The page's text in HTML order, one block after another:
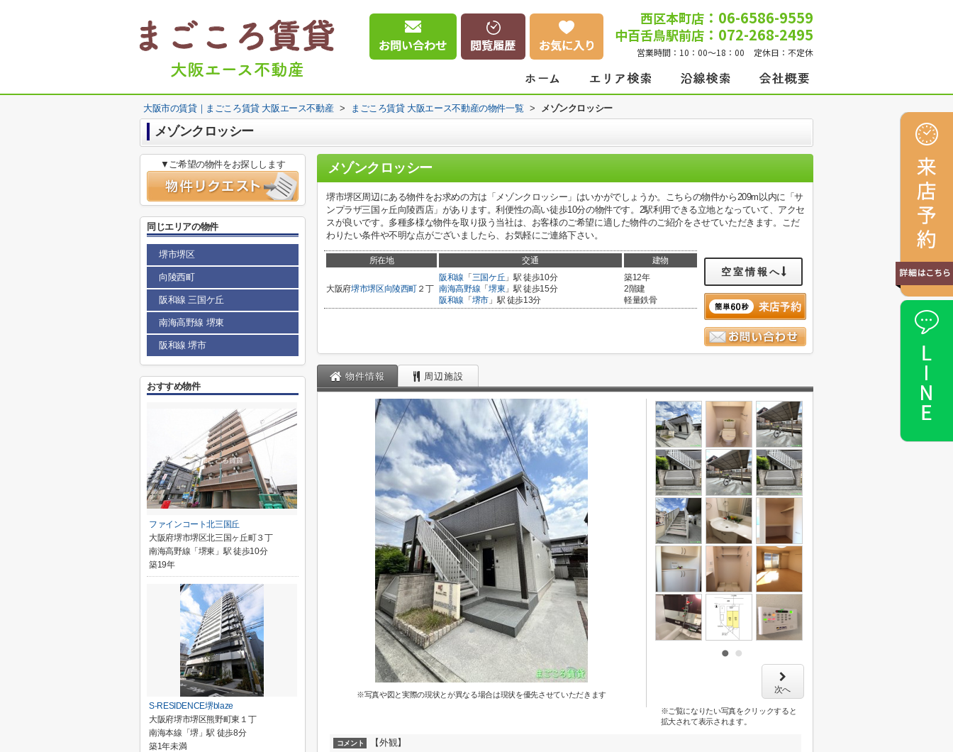
西区本町店 ：06-6586-9559
中百舌鳥駅前店 ：072-268-2495
営業時間： 10：00～18：00 定休日： 不定休
大阪市の賃貸｜まごころ賃貸 大阪エース不動産 > まごころ賃貸 大阪エース不動産の物件一覧 > メゾンクロッシー
メゾンクロッシー
メゾンクロッシー
堺市堺区周辺にある物件をお求めの方は「メゾンクロッシー」はいかがでしょうか。こちらの物件から209m以内に「サ
ンプラザ三国ヶ丘向陵西店」があります。利便性の高い徒歩10分の物件です。2駅利用できる立地となっていて、アクセ
スが良いです。多種多様な物件を取り扱う当社は、お客様のご希望に適した物件のご紹介をさせていただきます。こだ
わりたい条件や不明な点がございましたら、お気軽にご連絡下さい。
所在地 交通 建物
大阪府堺市堺区向陵西町 ２丁
阪和線 「 三国ケ丘 」駅 徒歩10分
南海高野線 「 堺東 」駅 徒歩15分
阪和線 「 堺市」駅 徒歩13分
築12年
2階建
軽量鉄骨
空室情報へ
物件情報 周辺施設
※写真や図と実際の現状とが異なる場合は現状を優先させていただきます 次へ
※ご覧になりたい写真をクリックすると
拡大されて表示されます。
コメント 【外観】
▼ご希望の物件をお探しします
同じエリアの物件
堺市堺区
向陵西町
阪和線 三国ケ丘
南海高野線 堺東
阪和線 堺市
おすすめ物件
ファインコート北三国丘
大阪府堺市堺区北三国ヶ丘町３丁
南海高野線「堺東」駅 徒歩10分
築19年
S-RESIDENCE堺blaze
大阪府堺市堺区熊野町東１丁
南海本線「堺」駅 徒歩8分
築1年未満